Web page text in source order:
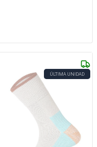
ÚLTIMA UNIDAD